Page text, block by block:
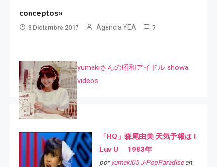
conceptos»
3 Diciembre 2017 Agencia YEA 7
yumekiさんの昭和アイドル showa
videos
「HQ」森尾由美 天気予報は I
Luv U 1983年
por yumeki05 J-PopParadiseen